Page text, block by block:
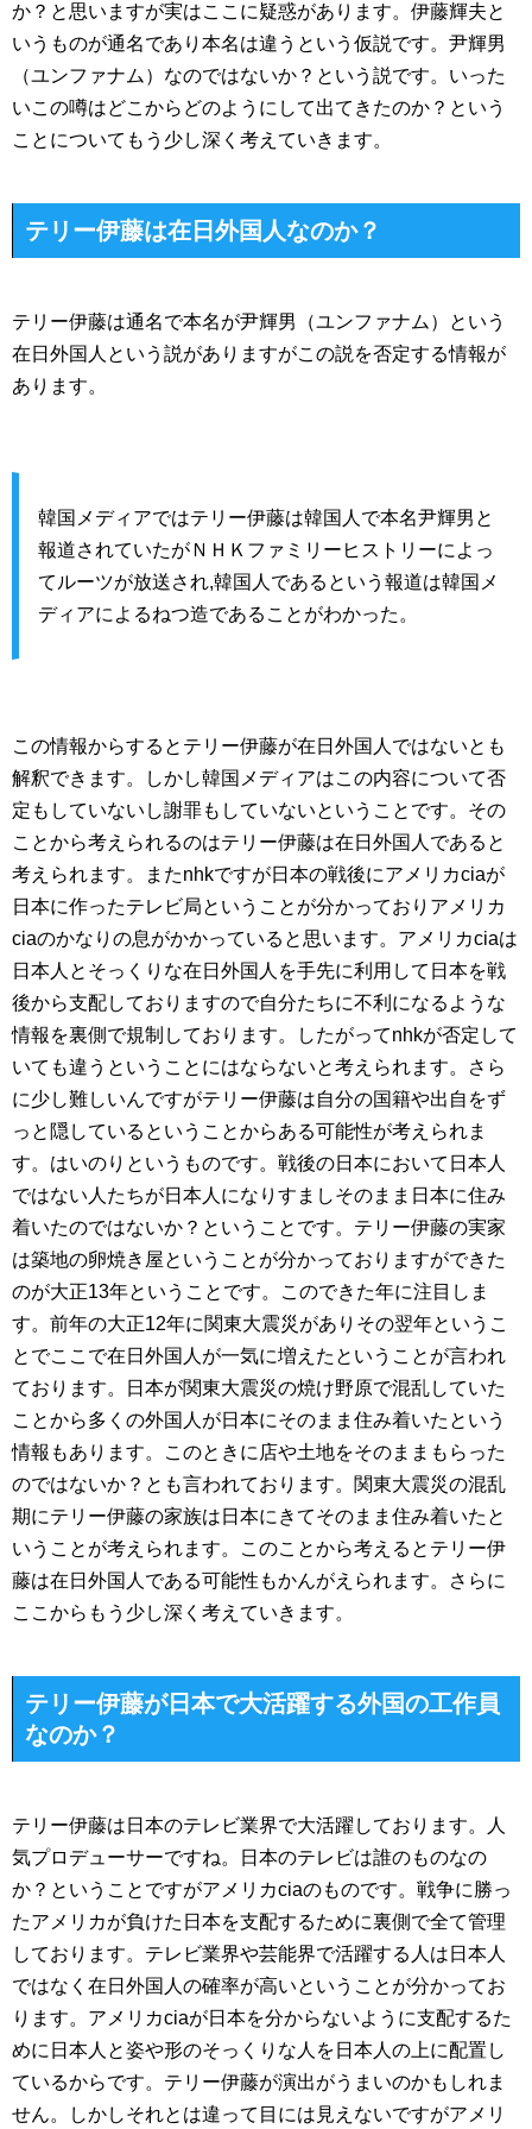
か？と思いますが実はここに疑惑があります。伊藤輝夫と
いうものが通名であり本名は違うという仮説です。尹輝男
（ユンファナム）なのではないか？という説です。いった
いこの噂はどこからどのようにして出てきたのか？という
ことについてもう少し深く考えていきます。
テリー伊藤は在日外国人なのか？
テリー伊藤は通名で本名が尹輝男（ユンファナム）という
在日外国人という説がありますがこの説を否定する情報が
あります。
韓国メディアではテリー伊藤は韓国人で本名尹輝男と
報道されていたがＮＨＫファミリーヒストリーによっ
てルーツが放送され,韓国人であるという報道は韓国メ
ディアによるねつ造であることがわかった。
この情報からするとテリー伊藤が在日外国人ではないとも
解釈できます。しかし韓国メディアはこの内容について否
定もしていないし謝罪もしていないということです。その
ことから考えられるのはテリー伊藤は在日外国人であると
考えられます。またnhkですが日本の戦後にアメリカciaが
日本に作ったテレビ局ということが分かっておりアメリカ
ciaのかなりの息がかかっていると思います。アメリカciaは
日本人とそっくりな在日外国人を手先に利用して日本を戦
後から支配しておりますので自分たちに不利になるような
情報を裏側で規制しております。したがってnhkが否定して
いても違うということにはならないと考えられます。さら
に少し難しいんですがテリー伊藤は自分の国籍や出自をず
っと隠しているということからある可能性が考えられま
す。はいのりというものです。戦後の日本において日本人
ではない人たちが日本人になりすましそのまま日本に住み
着いたのではないか？ということです。テリー伊藤の実家
は築地の卵焼き屋ということが分かっておりますができた
のが大正13年ということです。このできた年に注目しま
す。前年の大正12年に関東大震災がありその翌年というこ
とでここで在日外国人が一気に増えたということが言われ
ております。日本が関東大震災の焼け野原で混乱していた
ことから多くの外国人が日本にそのまま住み着いたという
情報もあります。このときに店や土地をそのままもらった
のではないか？とも言われております。関東大震災の混乱
期にテリー伊藤の家族は日本にきてそのまま住み着いたと
いうことが考えられます。このことから考えるとテリー伊
藤は在日外国人である可能性もかんがえられます。さらに
ここからもう少し深く考えていきます。
テリー伊藤が日本で大活躍する外国の工作員
なのか？
テリー伊藤は日本のテレビ業界で大活躍しております。人
気プロデューサーですね。日本のテレビは誰のものなの
か？ということですがアメリカciaのものです。戦争に勝っ
たアメリカが負けた日本を支配するために裏側で全て管理
しております。テレビ業界や芸能界で活躍する人は日本人
ではなく在日外国人の確率が高いということが分かってお
ります。アメリカciaが日本を分からないように支配するた
めに日本人と姿や形のそっくりな人を日本人の上に配置し
ているからです。テリー伊藤が演出がうまいのかもしれま
せん。しかしそれとは違って目には見えないですがアメリ